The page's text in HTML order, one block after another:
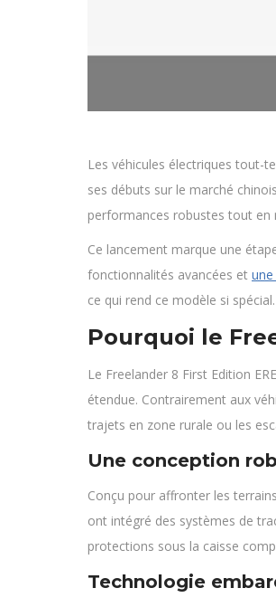
Les véhicules électriques tout-
ses débuts sur le marché
performances robustes tout en
Ce lancement marque une
fonctionnalités avancées et
ce qui rend ce modèle si spécial.
Pourquoi le
Le Freelander 8 First Edition
étendue. Contrairement aux
trajets en zone rurale ou les
Une conception
Conçu pour affronter les
ont intégré des systèmes de
protections sous la caisse
Technologie